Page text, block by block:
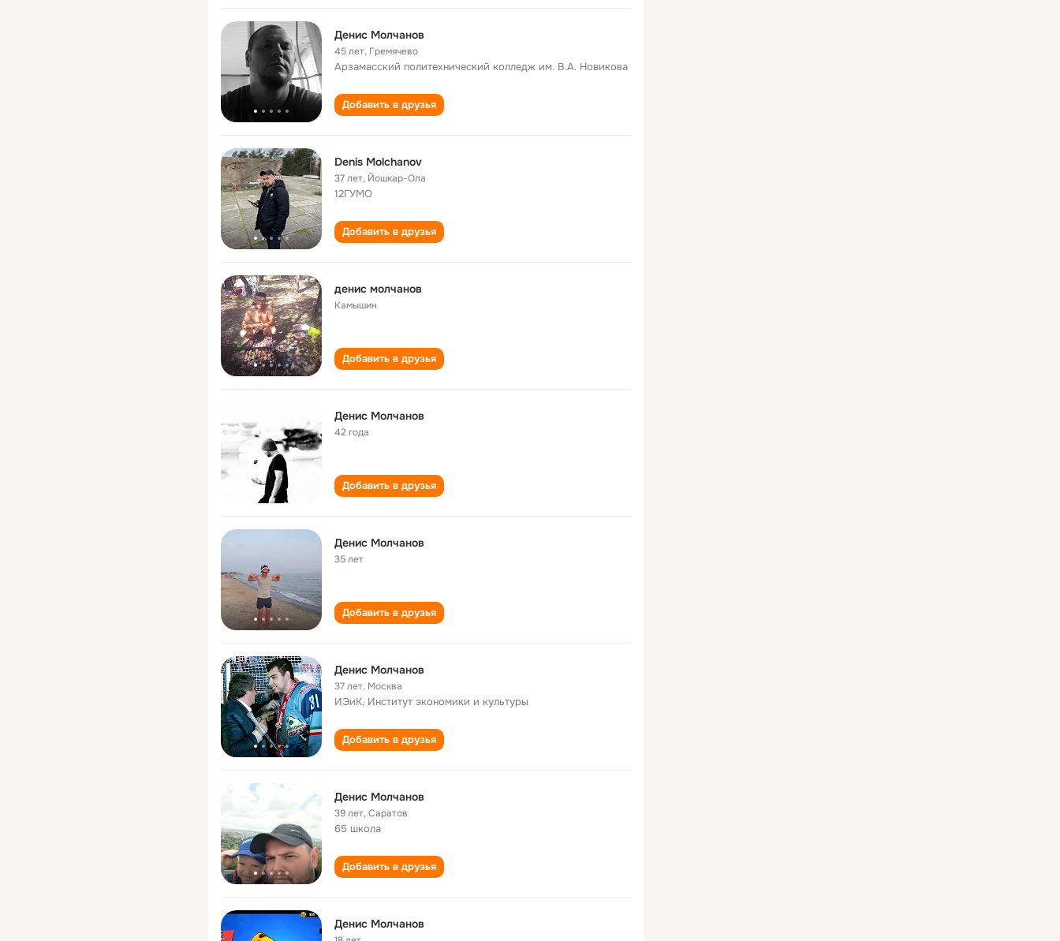
Денис Молчанов
45 лет, Гремячево
Арзамасский политехнический колледж им. В.А. Новикова
Добавить в друзья
Denis Molchanov
37 лет, Йошкар-Ола
12ГУМО
Добавить в друзья
денис молчанов
Камышин
Добавить в друзья
Денис Молчанов
42 года
Добавить в друзья
Денис Молчанов
35 лет
Добавить в друзья
Денис Молчанов
37 лет, Москва
ИЭиК, Институт экономики и культуры
Добавить в друзья
Денис Молчанов
39 лет,Саратов
65 школа
Добавить в друзья
Денис Молчанов